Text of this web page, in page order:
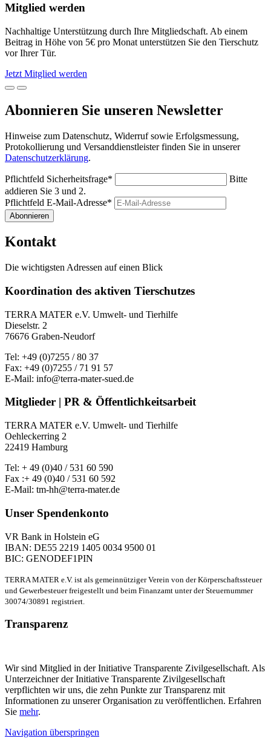
Mitglied werden
Nachhaltige Unterstützung durch Ihre Mitgliedschaft. Ab einem
Beitrag in Höhe von 5€ pro Monat unterstützen Sie den Tierschutz
vor Ihrer Tür.
Jetzt Mitglied werden
Abonnieren Sie unseren Newsletter
Hinweise zum Datenschutz, Widerruf sowie Erfolgsmessung,
Protokollierung und Versanddienstleister finden Sie in unserer
Datenschutzerklärung.
Pflichtfeld Sicherheitsfrage*
Bitte
addieren Sie 3 und 2.
Pflichtfeld E-Mail-Adresse*
Abonnieren
Kontakt
Die wichtigsten Adressen auf einen Blick
Koordination des aktiven Tierschutzes
TERRA MATER e.V. Umwelt- und Tierhilfe
Dieselstr. 2
76676 Graben-Neudorf
Tel: +49 (0)7255 / 80 37
Fax: +49 (0)7255 / 71 91 57
E-Mail: info@terra-mater-sued.de
Mitglieder | PR & Öffentlichkeitsarbeit
TERRA MATER e.V. Umwelt- und Tierhilfe
Oehleckerring 2
22419 Hamburg
Tel: + 49 (0)40 / 531 60 590
Fax :+ 49 (0)40 / 531 60 592
E-Mail: tm-hh@terra-mater.de
Unser Spendenkonto
VR Bank in Holstein eG
IBAN: DE55 2219 1405 0034 9500 01
BIC: GENODEF1PIN
TERRA MATER e.V. ist als gemeinnütziger Verein von der Körperschaftssteuer
und Gewerbesteuer freigestellt und beim Finanzamt unter der Steuernummer
30074/30891 registriert.
Transparenz
Wir sind Mitglied in der Initiative Transparente Zivilgesellschaft. Als
Unterzeichner der Initiative Transparente Zivilgesellschaft
verpflichten wir uns, die zehn Punkte zur Transparenz mit
Informationen zu unserer Organisation zu veröffentlichen. Erfahren
Sie mehr.
Navigation überspringen